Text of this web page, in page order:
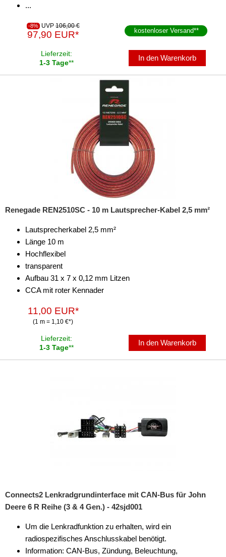
...
-8% UVP 106,00 €
97,90 EUR* kostenloser Versand**
Lieferzeit:
1-3 Tage**
In den Warenkorb
Renegade REN2510SC - 10 m Lautsprecher-Kabel 2,5 mm²
Lautsprecherkabel 2,5 mm²
Länge 10 m
Hochflexibel
transparent
Aufbau 31 x 7 x 0,12 mm Litzen
CCA mit roter Kennader
11,00 EUR*
(1 m = 1,10 €*)
Lieferzeit:
1-3 Tage**
In den Warenkorb
Connects2 Lenkradgrundinterface mit CAN-Bus für John
Deere 6 R Reihe (3 & 4 Gen.) - 42sjd001
Um die Lenkradfunktion zu erhalten, wird ein
radiospezifisches Anschlusskabel benötigt.
Information: CAN-Bus, Zündung, Beleuchtung,